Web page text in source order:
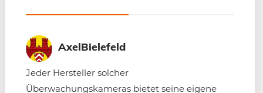
AxelBielefeld
Jeder Hersteller solcher
Überwachungskameras bietet seine eigene